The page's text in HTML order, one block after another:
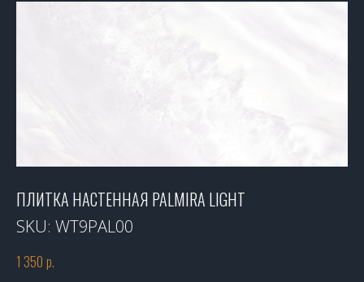
ПЛИТКА НАСТЕННАЯ PALMIRA LIGHT
SKU: WT9PAL00
1 350 р.